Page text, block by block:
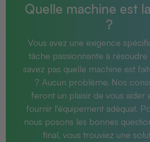
Quelle machine est
?
Vous avez une exigence
tâche passionnante à résoudre
savez pas quelle machine est
? Aucun problème. Nos
feront un plaisir de vous aider
fournir l'équipement adéquat.
nous posons les bonnes
final, vous trouviez une